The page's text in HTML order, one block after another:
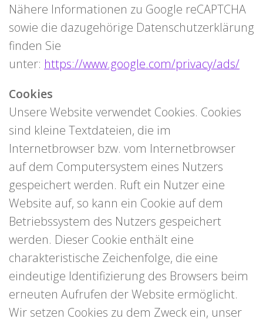
Nähere Informationen zu Google reCAPTCHA
sowie die dazugehörige Datenschutzerklärung
finden Sie
unter: https://www.google.com/privacy/ads/
Cookies
Unsere Website verwendet Cookies. Cookies
sind kleine Textdateien, die im
Internetbrowser bzw. vom Internetbrowser
auf dem Computersystem eines Nutzers
gespeichert werden. Ruft ein Nutzer eine
Website auf, so kann ein Cookie auf dem
Betriebssystem des Nutzers gespeichert
werden. Dieser Cookie enthält eine
charakteristische Zeichenfolge, die eine
eindeutige Identifizierung des Browsers beim
erneuten Aufrufen der Website ermöglicht.
Wir setzen Cookies zu dem Zweck ein, unser